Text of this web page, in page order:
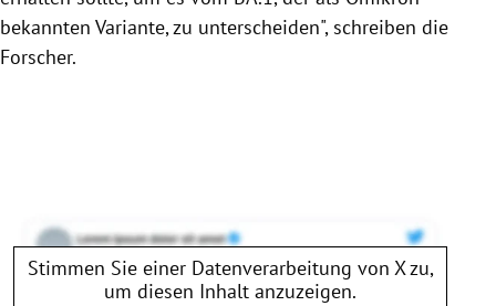
bekannten Variante, zu unterscheiden", schreiben die
Forscher.
Stimmen Sie einer Datenverarbeitung von Xzu,
um diesen Inhalt anzuzeigen.